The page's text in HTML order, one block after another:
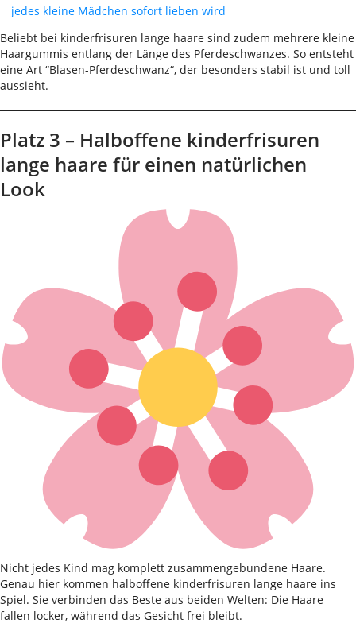
jedes kleine Mädchen sofort lieben wird
Beliebt bei kinderfrisuren lange haare sind zudem mehrere kleine
Haargummis entlang der Länge des Pferdeschwanzes. So entsteht
eine Art “Blasen-Pferdeschwanz“, der besonders stabil ist und toll
aussieht.
Platz 3 – Halboffene kinderfrisuren
lange haare für einen natürlichen
Look
Nicht jedes Kind mag komplett zusammengebundene Haare.
Genau hier kommen halboffene kinderfrisuren lange haare ins
Spiel. Sie verbinden das Beste aus beiden Welten: Die Haare
fallen locker, während das Gesicht frei bleibt.